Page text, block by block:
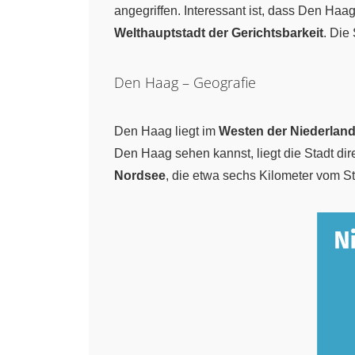
angegriffen. Interessant ist, dass Den
Welthauptstadt der Gerichtsbarkeit. Die
Den Haag – Geografie
Den Haag liegt im Westen der
Den Haag sehen kannst, liegt die Stadt
Nordsee, die etwa sechs Kilometer vom